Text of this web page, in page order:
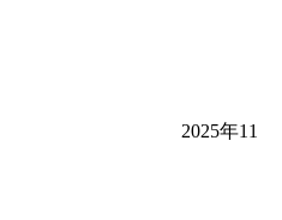
2025年11